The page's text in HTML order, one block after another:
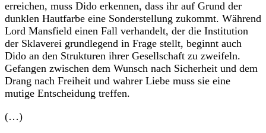
erreichen, muss Dido erkennen, dass ihr auf Grund der
dunklen Hautfarbe eine Sonderstellung zukommt. Während
Lord Mansfield einen Fall verhandelt, der die Institution
der Sklaverei grundlegend in Frage stellt, beginnt auch
Dido an den Strukturen ihrer Gesellschaft zu zweifeln.
Gefangen zwischen dem Wunsch nach Sicherheit und dem
Drang nach Freiheit und wahrer Liebe muss sie eine
mutige Entscheidung treffen.
(…)